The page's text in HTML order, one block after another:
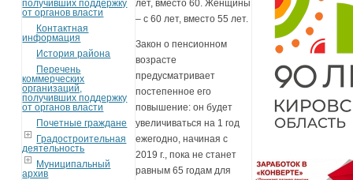
получивших поддержку
от органов власти
Контактная
информация
История района
Перечень
коммерческих
организаций,
получивших поддержку
от органов власти
Почетные граждане
Градостроительная
деятельность
Муниципальный
архив
лет, вместо 60. Женщины
– с 60 лет, вместо 55 лет.
Закон о пенсионном
возрасте
предусматривает
постепенное его
повышение: он будет
увеличиваться на 1 год
ежегодно, начиная с
2019 г., пока не станет
равным 65 годам для